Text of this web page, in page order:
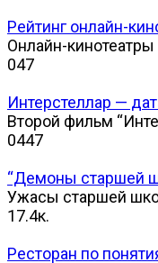
Рейтинг онлайн-
Онлайн-
047
Интерстеллар —
Второй фильм
0447
“Демоны старшей
Ужасы старшей
17.4к.
Ресторан по